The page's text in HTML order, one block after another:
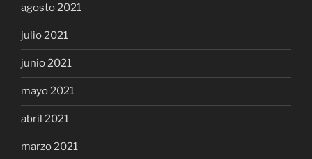
agosto 2021
julio 2021
junio 2021
mayo 2021
abril 2021
marzo 2021